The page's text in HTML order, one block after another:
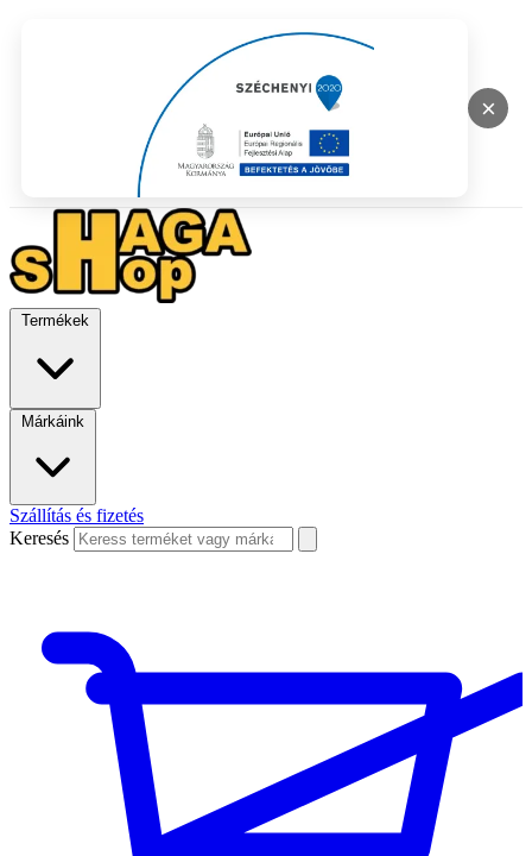
×
Termékek
Márkáink
Szállítás és fizetés
Keresés